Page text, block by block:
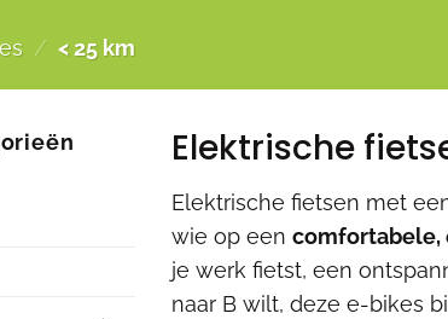
/ < 25 km
Elektrische
Elektrische fietsen met
wie op een comfortabele,
je werk fietst, een
naar B wilt, deze e-bikes